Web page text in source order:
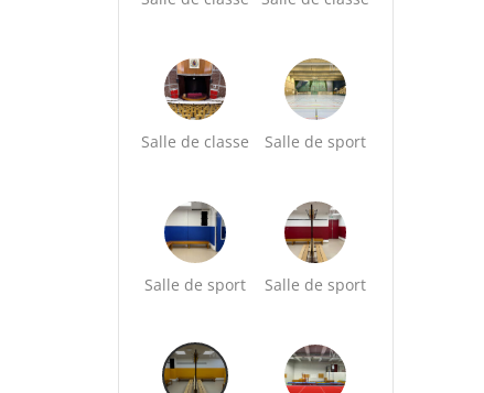
Salle de classe Salle de sport
Salle de sport Salle de sport